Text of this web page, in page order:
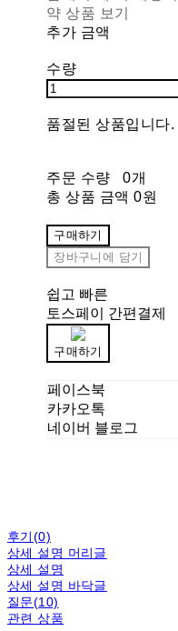
약 상품 보기
추가 금액
수량
품절된 상품입니다.
주문 수량
0개
총 상품 금액 0원
구매하기
장바구니에 담기
쉽고 빠른
토스페이 간편결제
구매하기
페이스북
카카오톡
네이버 블로그
후기(0)
상세 설명 머리글
상세 설명
상세 설명 바닥글
질문(10)
관련 상품